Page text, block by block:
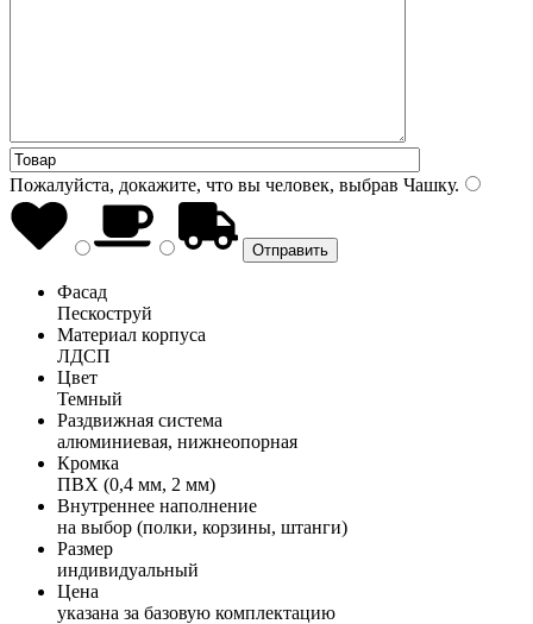
Пожалуйста, докажите, что вы человек, выбрав Чашку.
Фасад
Пескоструй
Материал корпуса
ЛДСП
Цвет
Темный
Раздвижная система
алюминиевая, нижнеопорная
Кромка
ПВХ (0,4 мм, 2 мм)
Внутреннее наполнение
на выбор (полки, корзины, штанги)
Размер
индивидуальный
Цена
указана за базовую комплектацию